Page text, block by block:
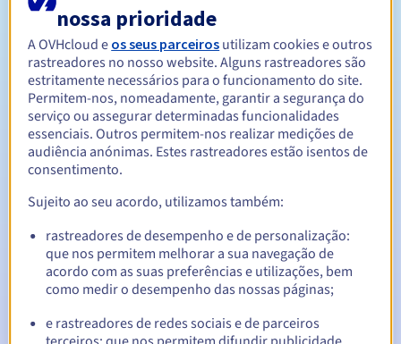
Período de renovação Entre 1 e 9 anos
Período de redenção 30 dias
Notificações automáticas:
60, 30, 15, 7 e 3 dias antes da data de
expiração
E-mail no dia da expiraçãopara notificar a suspensão do
nome de domínio
E-mail após o Redemption Grace Periodpara notificar a
nossa prioridade
A OVHcloud e os seus parceiros utilizam cookies e outros
rastreadores no nosso website. Alguns rastreadores são
estritamente necessários para o funcionamento do site.
Permitem-nos, nomeadamente, garantir a segurança do
serviço ou assegurar determinadas funcionalidades
essenciais. Outros permitem-nos realizar medições de
audiência anónimas. Estes rastreadores estão isentos de
consentimento.
Sujeito ao seu acordo, utilizamos também:
rastreadores de desempenho e de personalização:
que nos permitem melhorar a sua navegação de
acordo com as suas preferências e utilizações, bem
como medir o desempenho das nossas páginas;
e rastreadores de redes sociais e de parceiros